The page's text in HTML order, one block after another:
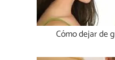
Cómo dejar de